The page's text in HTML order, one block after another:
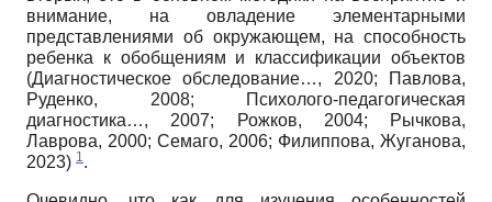
внимание, на овладение элементарными
представлениями об окружающем, на способность
ребенка к обобщениям и классификации объектов
(Диагностическое обследование…, 2020; Павлова,
Руденко, 2008; Психолого-педагогическая
диагностика…, 2007; Рожков, 2004; Рычкова,
Лаврова, 2000; Семаго, 2006; Филиппова, Жуганова,
2023) 1 .